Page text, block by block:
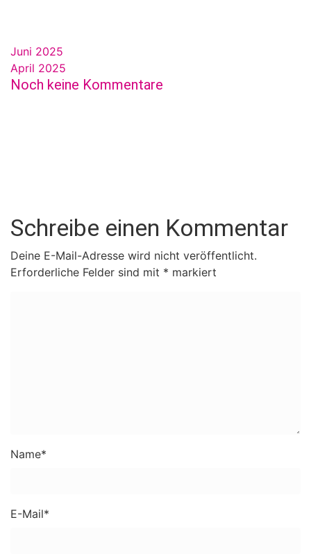
Juni 2025
April 2025
Noch keine Kommentare
Schreibe einen Kommentar
Deine E-Mail-Adresse wird nicht veröffentlicht.
Erforderliche Felder sind mit * markiert
Name*
E-Mail*